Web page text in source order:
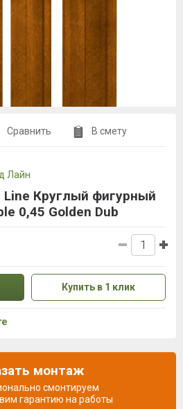
Сравнить В смету
Лайн
Line Круглый фигурный
0,45 Golden Dub
Купить в 1 клик
монтаж
смонтируем
гарантию на работы